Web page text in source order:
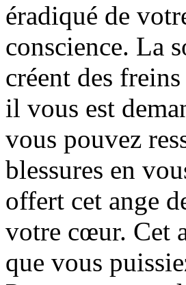
éradiqué de
conscience. La
créent des
il vous est
vous pouvez
blessures en
offert cet ange
votre cœur. Cet
que vous